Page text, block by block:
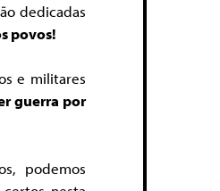
dedicadas
povos!
e militares
guerra por
podemos